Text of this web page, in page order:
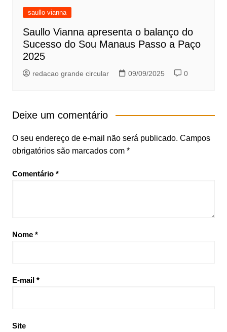
saullo vianna
Saullo Vianna apresenta o balanço do
Sucesso do Sou Manaus Passo a Paço
2025
redacao grande circular 09/09/2025 0
Deixe um comentário
O seu endereço de e-mail não será publicado. Campos
obrigatórios são marcados com *
Comentário *
Nome *
E-mail *
Site